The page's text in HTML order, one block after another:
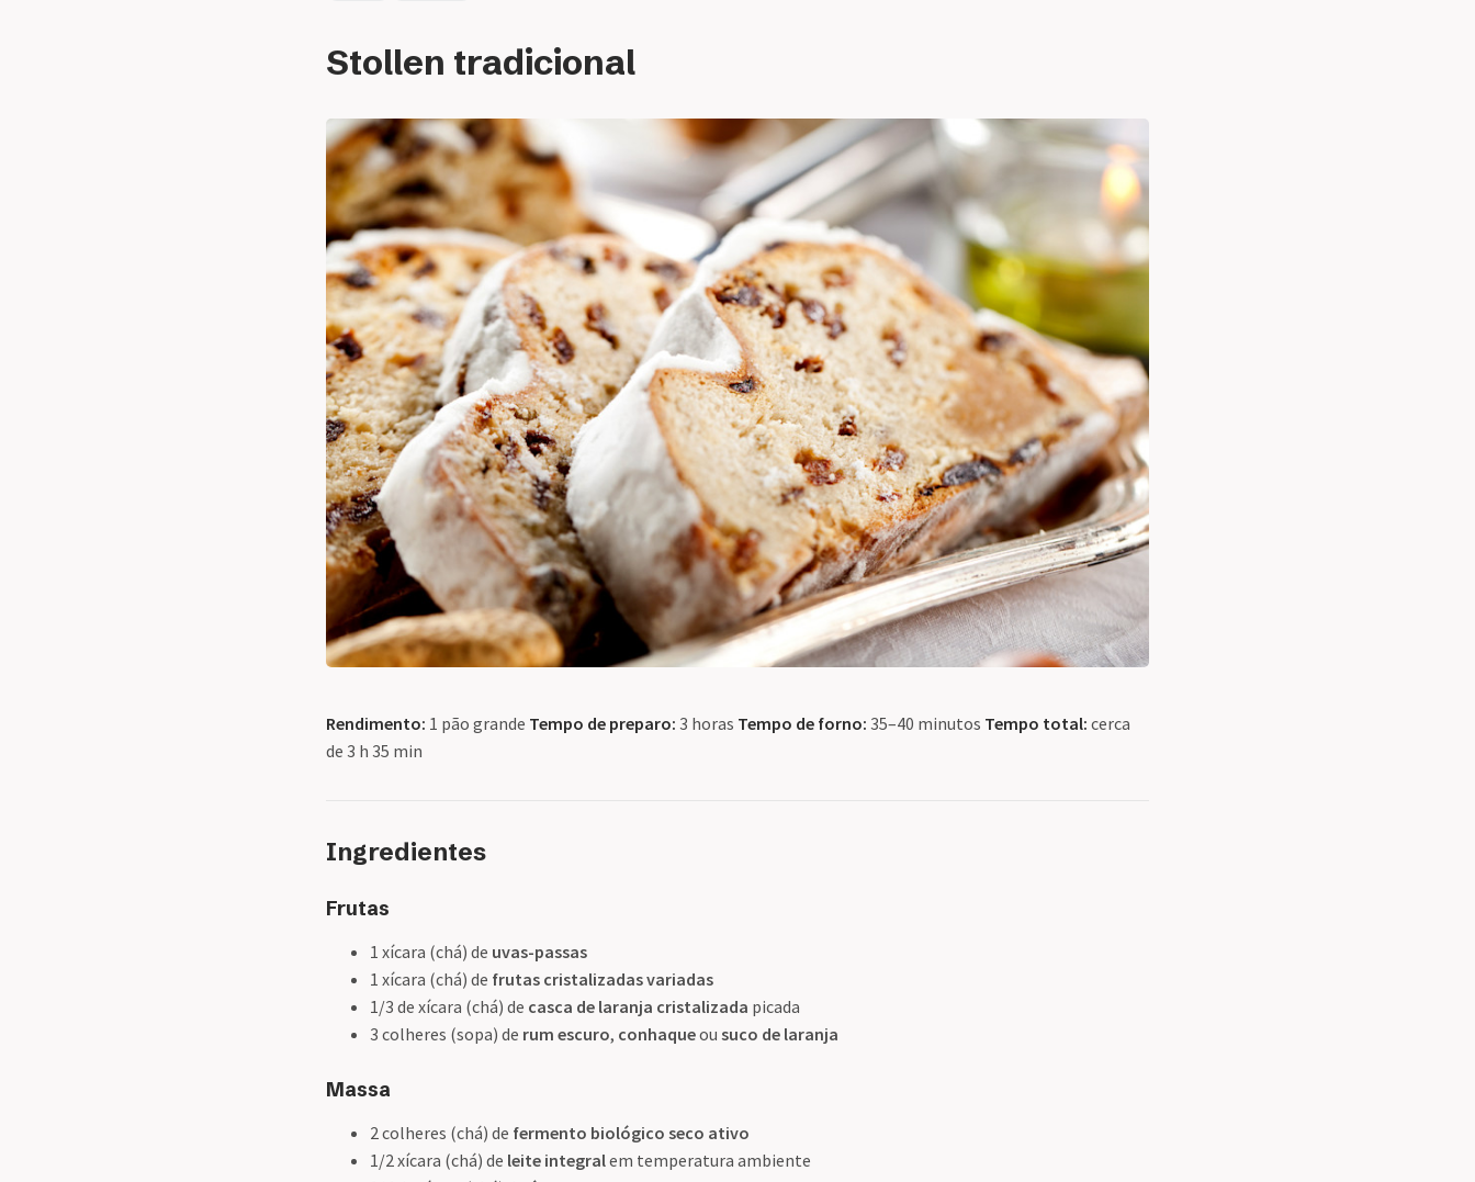
Stollen tradicional
Rendimento: 1 pão grande Tempo de preparo: 3 horas Tempo de forno: 35–40 minutos Tempo total: cerca
de 3 h 35 min
Ingredientes
Frutas
1 xícara (chá) de uvas-passas
1 xícara (chá) de frutas cristalizadas variadas
1/3 de xícara (chá) de casca de laranja cristalizada picada
3 colheres (sopa) de rum escuro, conhaqueou suco de laranja
Massa
2 colheres (chá) de fermento biológico seco ativo
1/2 xícara (chá) de leite integralem temperatura ambiente